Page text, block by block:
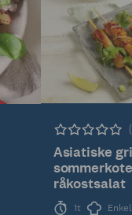
Asiatiske
råkostsalat
1t Enkel